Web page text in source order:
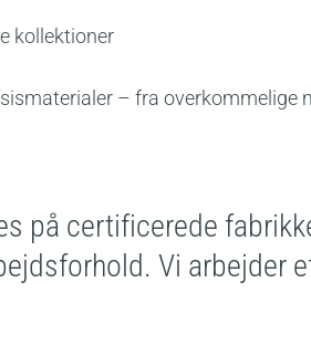
kollektioner
– fra overkommelige
på certificerede
Vi arbejder